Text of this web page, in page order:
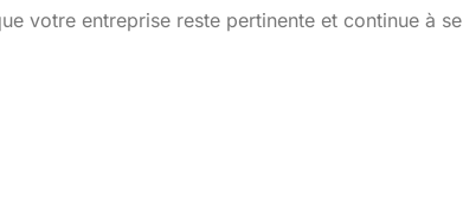
votre entreprise reste pertinente et continue à se